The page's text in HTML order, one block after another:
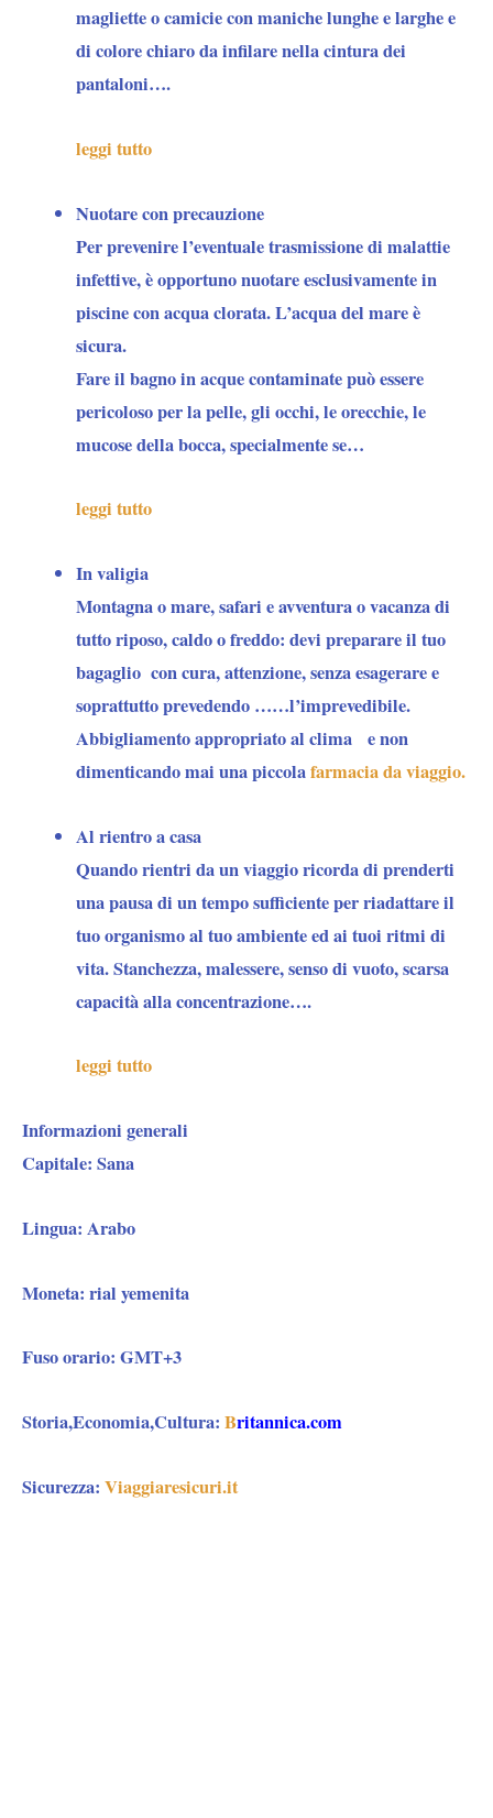
magliette o camicie con maniche lunghe e larghe e
di colore chiaro da infilare nella cintura dei
pantaloni….
leggi tutto
Nuotare con precauzione
Perprevenire l’eventuale trasmissione di malattie
infettive, è opportuno nuotare esclusivamente in
piscine con acqua clorata. L’acqua del mare è
sicura.
Fare il bagno in acque contaminate può essere
pericoloso per la pelle, gli occhi, le orecchie, le
mucose della bocca, specialmente se…
leggi tutto
In valigia
Montagna o mare, safari e avventura o vacanza di
tutto riposo, caldo o freddo: devi preparare il tuo
bagaglio con cura, attenzione, senza esagerare e
soprattutto prevedendo ……l’imprevedibile.
Abbigliamento appropriato al clima e non
dimenticando mai una piccolafarmacia da viaggio.
Al rientro a casa
Quando rientri da un viaggio ricorda di prenderti
una pausa di un tempo sufficiente per riadattare il
tuo organismo al tuo ambiente ed ai tuoi ritmi di
vita. Stanchezza, malessere, senso di vuoto, scarsa
capacità alla concentrazione….
leggi tutto
Informazioni generali
Capitale: Sana
Lingua: Arabo
Moneta: rial yemenita
Fuso orario: GMT+3
Storia,Economia,Cultura: Britannica.com
Sicurezza: Viaggiaresicuri.it